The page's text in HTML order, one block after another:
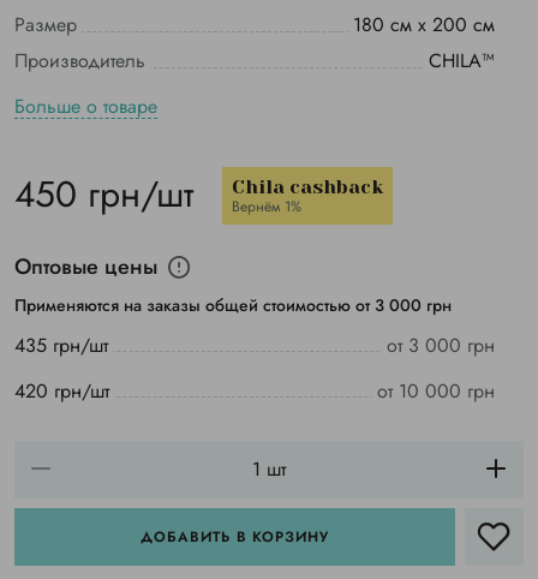
Размер
180 см х 200 см
Производитель
CHILA™
Больше о товаре
450 грн/шт Chila cashback
Вернём 1%
Оптовые цены
Применяются на заказы общей стоимостью от 3 000 грн
435 грн/шт
от 3 000 грн
420 грн/шт
от 10 000 грн
ДОБАВИТЬ В КОРЗИНУ